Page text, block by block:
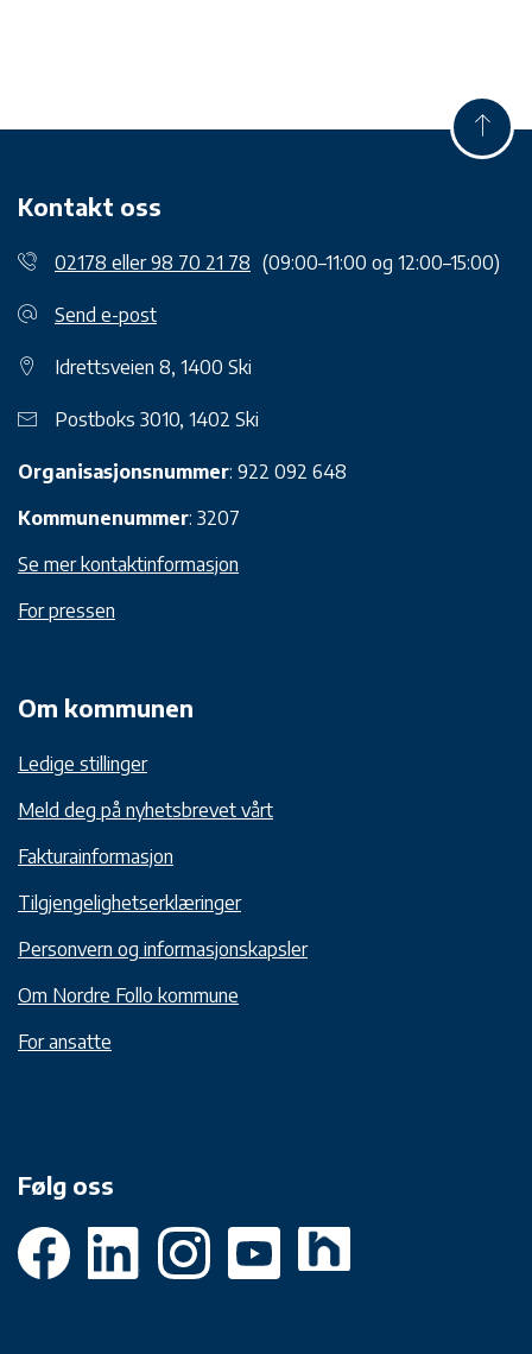
Kontakt oss
02178 eller 98 70 21 78 (09:00–11:00 og 12:00–15:00)
Send e-post
Idrettsveien 8, 1400 Ski
Postboks 3010, 1402 Ski
Organisasjonsnummer: 922 092 648
Kommunenummer: 3207
Se mer kontaktinformasjon
For pressen
Om kommunen
Ledige stillinger
Meld deg på nyhetsbrevet vårt
Fakturainformasjon
Tilgjengelighetserklæringer
Personvern og informasjonskapsler
Om Nordre Follo kommune
For ansatte
Følg oss